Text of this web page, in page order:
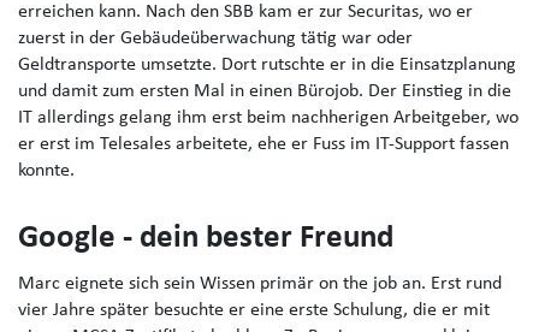
erreichen kann. Nach den SBB kam er zur Securitas, wo er
zuerst in der Gebäudeüberwachung tätig war oder
Geldtransporte umsetzte. Dort rutschte er in die Einsatzplanung
und damit zum ersten Mal in einen Bürojob. Der Einstieg in die
IT allerdings gelang ihm erst beim nachherigen Arbeitgeber, wo
er erst im Telesales arbeitete, ehe er Fuss im IT-Support fassen
konnte.
Google - dein bester Freund
Marc eignete sich sein Wissen primär on the job an. Erst rund
vier Jahre später besuchte er eine erste Schulung, die er mit